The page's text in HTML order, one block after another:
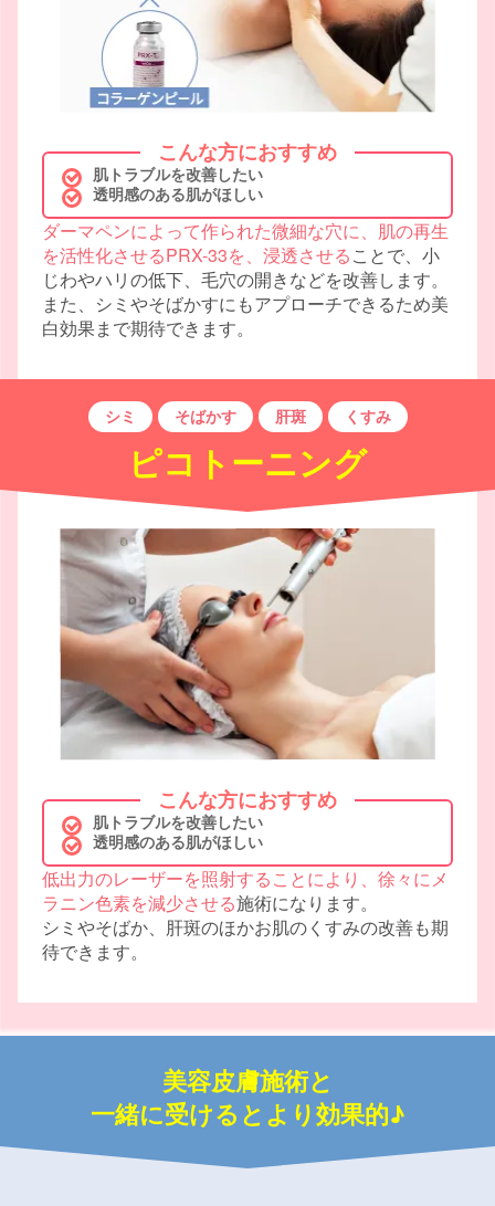
ダーマペンによって作られた微細な穴に、肌の再生
を活性化させるPRX-33を、浸透させることで、小
じわやハリの低下、毛穴の開きなどを改善します。
また、シミやそばかすにもアプローチできるため美
白効果まで期待できます。
こんな方におすすめ
肌トラブルを改善したい
透明感のある肌がほしい
シミ そばかす 肝斑 くすみ
ピコトーニング
低出力のレーザーを照射することにより、徐々にメ
ラニン色素を減少させる施術になります。
シミやそばか、肝斑のほかお肌のくすみの改善も期
待できます。
こんな方におすすめ
肌トラブルを改善したい
透明感のある肌がほしい
美容皮膚施術と
一緒に受けるとより効果的♪